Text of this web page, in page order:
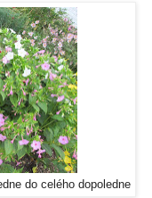
do celého dopoledne